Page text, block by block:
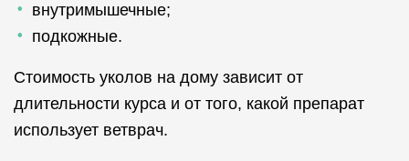
внутримышечные;
подкожные.
Стоимость уколов на дому зависит от
длительности курса и от того, какой препарат
использует ветврач.